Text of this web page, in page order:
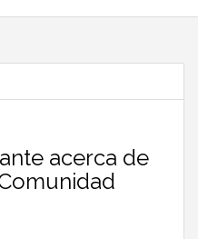
acerca de